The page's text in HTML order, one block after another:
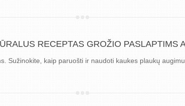
RECEPTAS GROŽIO PASLAPTIMS
Sužinokite, kaip paruošti ir naudoti kaukes plaukų